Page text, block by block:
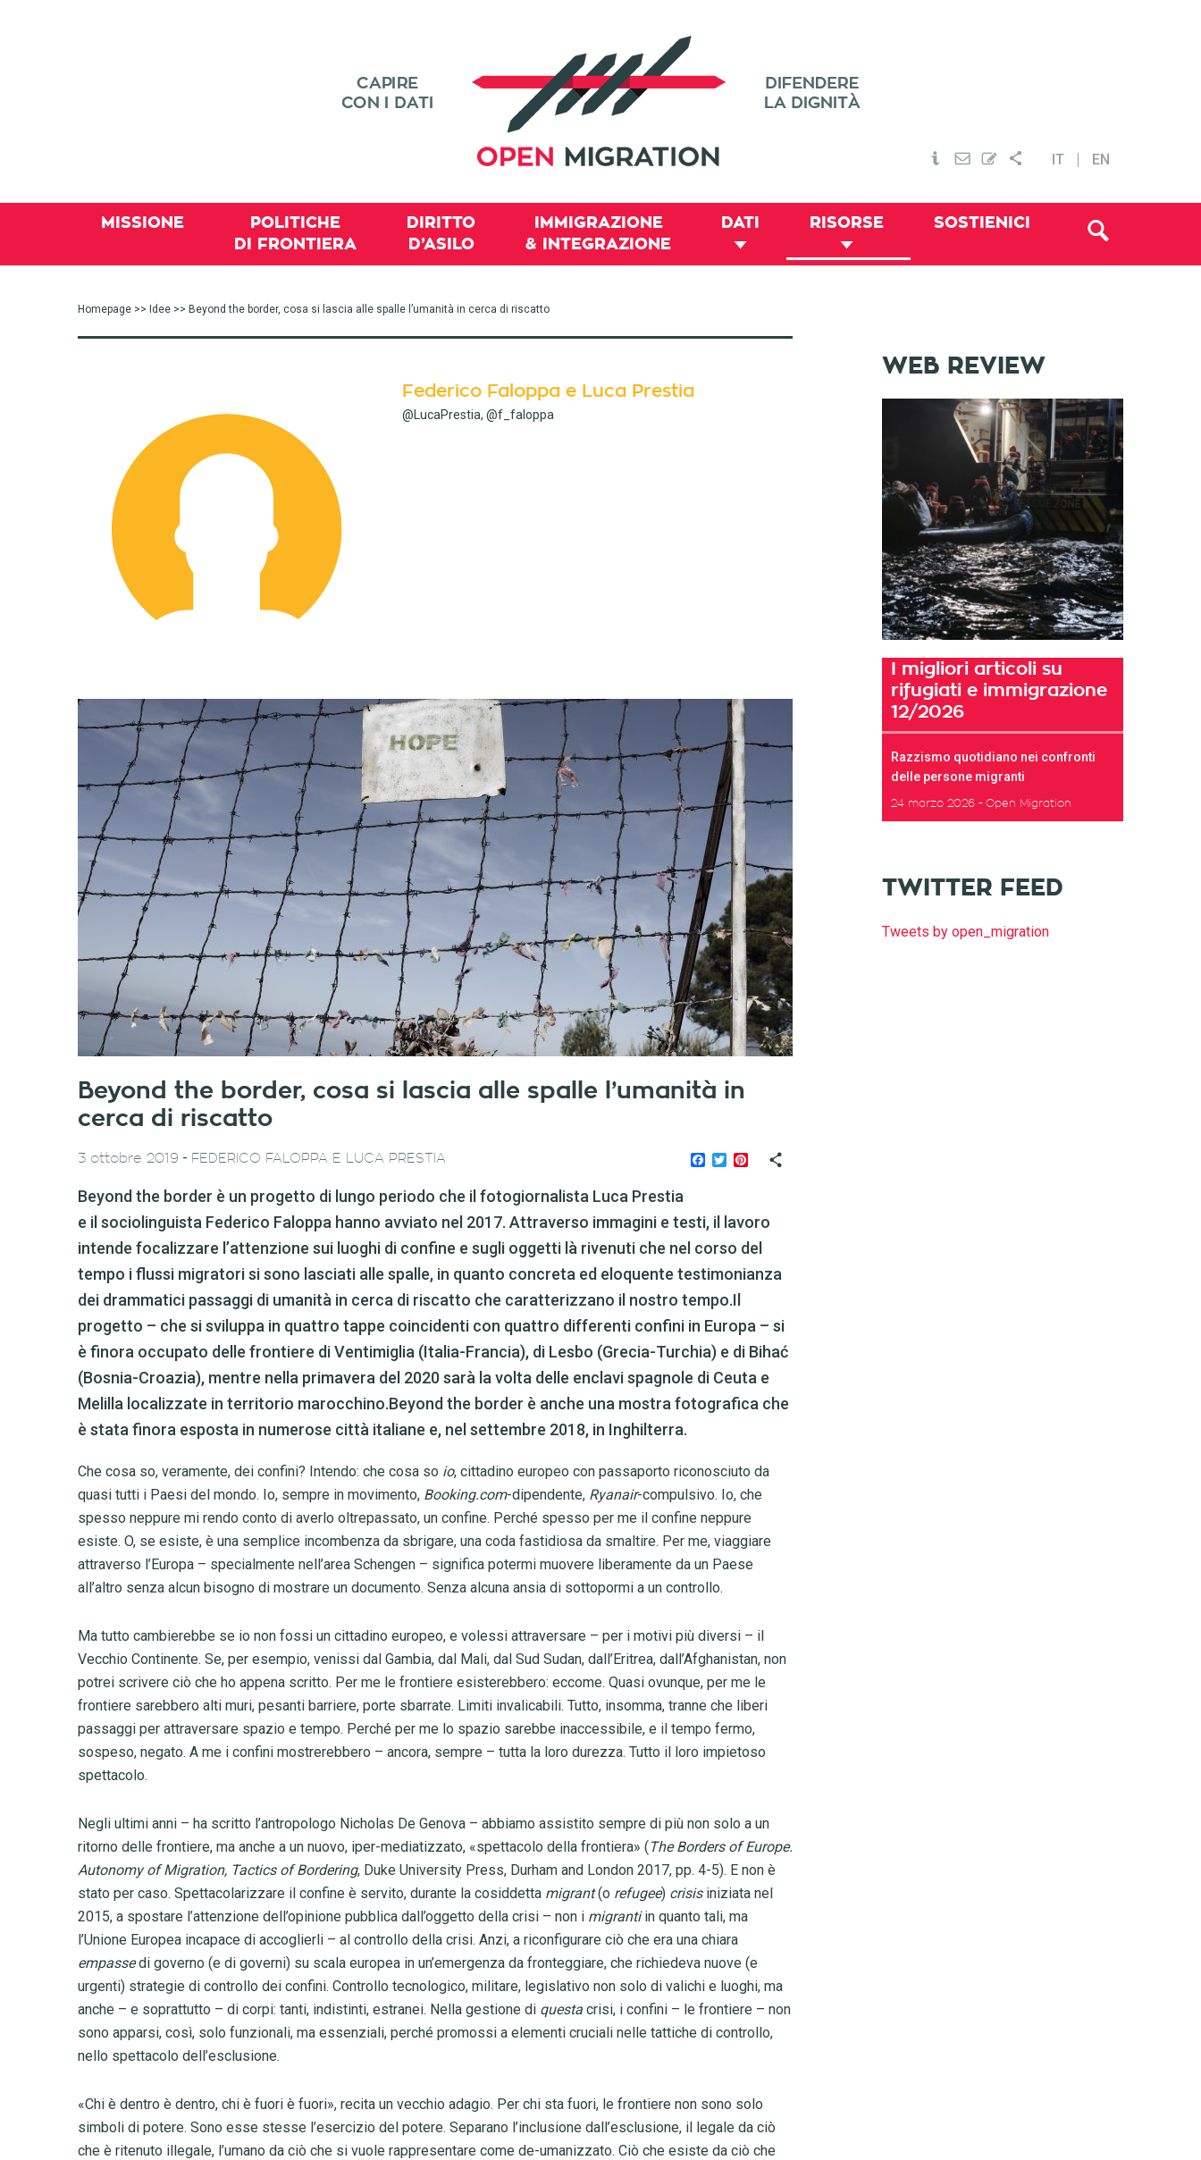
IT EN
MISSIONE
POLITICHE
DI FRONTIERA
DIRITTO
D’ASILO
IMMIGRAZIONE
& INTEGRAZIONE
DATI RISORSE SOSTIENICI
Homepage >> Idee >> Beyond the border, cosa si lascia alle spalle l’umanità in cerca di riscatto
Federico Faloppa e Luca Prestia
@LucaPrestia, @f_faloppa
Beyond the border, cosa si lascia alle spalle l’umanità in
cerca di riscatto
Facebook
TwitterPinterest
3 ottobre 2019 - FEDERICO FALOPPA E LUCA PRESTIA
Beyond the border è un progetto di lungo periodo che il fotogiornalista Luca Prestia
e il sociolinguista Federico Faloppa hanno avviato nel 2017. Attraverso immagini e testi, il lavoro
intende focalizzare l’attenzione sui luoghi di confine e sugli oggetti là rivenuti che nel corso del
tempo i flussi migratori si sono lasciati alle spalle, in quanto concreta ed eloquente testimonianza
dei drammatici passaggi di umanità in cerca di riscatto che caratterizzano il nostro tempo.Il
progetto – che si sviluppa in quattro tappe coincidenti con quattro differenti confini in Europa – si
è finora occupato delle frontiere di Ventimiglia (Italia-Francia), di Lesbo (Grecia-Turchia) e di Bihać
(Bosnia-Croazia), mentre nella primavera del 2020 sarà la volta delle enclavi spagnole di Ceuta e
Melilla localizzate in territorio marocchino.Beyond the border è anche una mostra fotografica che
è stata finora esposta in numerose città italiane e, nel settembre 2018, in Inghilterra.
Che cosa so, veramente, dei confini? Intendo: che cosa so io, cittadino europeo con passaporto riconosciuto da
quasi tutti i Paesi del mondo. Io, sempre in movimento, Booking.com-dipendente, Ryanair-compulsivo. Io, che
spesso neppure mi rendo conto di averlo oltrepassato, un confine. Perché spesso per me il confine neppure
esiste. O, se esiste, è una semplice incombenza da sbrigare, una coda fastidiosa da smaltire. Per me, viaggiare
attraverso l’Europa – specialmente nell’area Schengen – significa potermi muovere liberamente da un Paese
all’altro senza alcun bisogno di mostrare un documento. Senza alcuna ansia di sottopormi a un controllo.
Ma tutto cambierebbe se io non fossi un cittadino europeo, e volessi attraversare – per i motivi più diversi – il
Vecchio Continente. Se, per esempio, venissi dal Gambia, dal Mali, dal Sud Sudan, dall’Eritrea, dall’Afghanistan, non
potrei scrivere ciò che ho appena scritto. Per me le frontiere esisterebbero: eccome. Quasi ovunque, per me le
frontiere sarebbero alti muri, pesanti barriere, porte sbarrate. Limiti invalicabili. Tutto, insomma, tranne che liberi
passaggi per attraversare spazio e tempo. Perché per me lo spazio sarebbe inaccessibile, e il tempo fermo,
sospeso, negato. A me i confini mostrerebbero – ancora, sempre – tutta la loro durezza. Tutto il loro impietoso
spettacolo.
Negli ultimi anni – ha scritto l’antropologo Nicholas De Genova – abbiamo assistito sempre di più non solo a un
ritorno delle frontiere, ma anche a un nuovo, iper-mediatizzato, «spettacolo della frontiera» (The Borders of Europe.
Autonomy of Migration, Tactics of Bordering, Duke University Press, Durham and London 2017, pp. 4-5). E non è
stato per caso. Spettacolarizzare il confine è servito, durante la cosiddetta migrant(o refugee) crisisiniziata nel
2015, a spostare l’attenzione dell’opinione pubblica dall’oggetto della crisi – non i migrantiin quanto tali, ma
l’Unione Europea incapace di accoglierli – al controllo della crisi. Anzi, a riconfigurare ciò che era una chiara
empassedi governo (e di governi) su scala europea in un’emergenza da fronteggiare, che richiedeva nuove (e
urgenti) strategie di controllo dei confini. Controllo tecnologico, militare, legislativo non solo di valichi e luoghi, ma
anche – e soprattutto – di corpi: tanti, indistinti, estranei. Nella gestione di questa crisi, i confini – le frontiere – non
sono apparsi, così, solo funzionali, ma essenziali, perché promossi a elementi cruciali nelle tattiche di controllo,
nello spettacolo dell’esclusione.
«Chi è dentro è dentro, chi è fuori è fuori», recita un vecchio adagio. Per chi sta fuori, le frontiere non sono solo
simboli di potere. Sono esse stesse l’esercizio del potere. Separano l’inclusione dall’esclusione, il legale da ciò
che è ritenuto illegale, l’umano da ciò che si vuole rappresentare come de-umanizzato. Ciò che esiste da ciò che
WEB REVIEW
I migliori articoli su
rifugiati e immigrazione
12/2026
Razzismo quotidiano nei confronti
delle persone migranti
24 marzo 2026 Open Migration
TWITTER FEED
Tweets by open_migration